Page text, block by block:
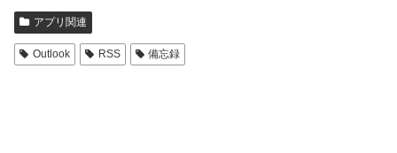
アプリ関連
Outlook RSS 備忘録